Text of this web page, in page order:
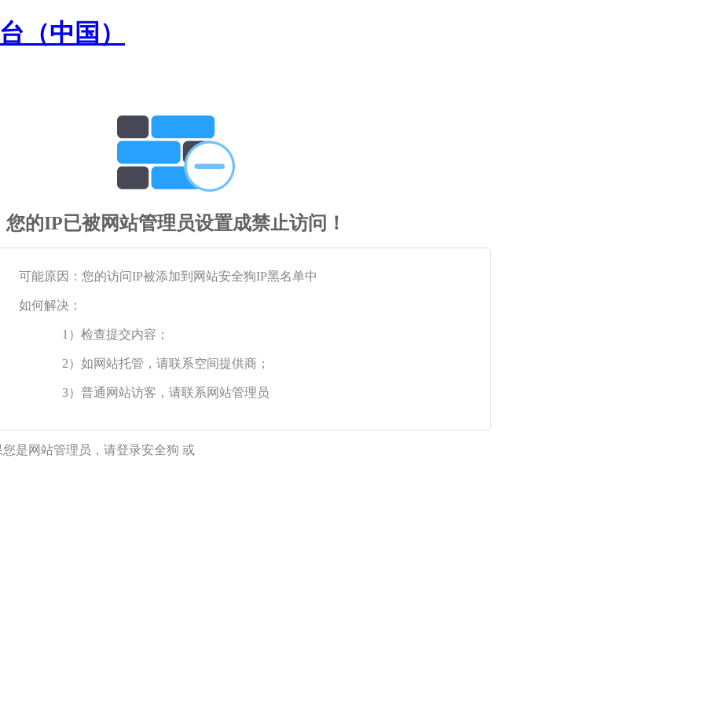
（中国）
您的IP已被网站管理员设置成禁止访问！
可能原因：您的访问IP被添加到网站安全狗IP黑名单中
如何解决：
1）检查提交内容；
2）如网站托管，请联系空间提供商；
3）普通网站访客，请联系网站管理员
您是网站管理员，请登录安全狗 或